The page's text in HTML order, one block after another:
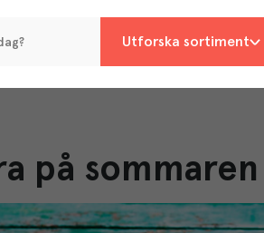
Utforska sortiment
på sommaren